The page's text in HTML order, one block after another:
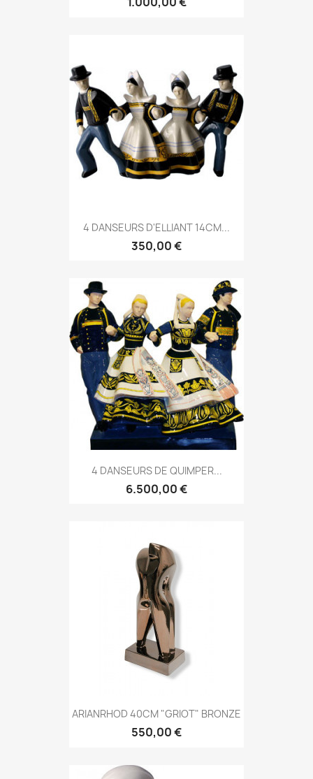
4 DANSEURS D'ELLIANT 14CM...
350,00 €
4 DANSEURS DE QUIMPER...
6.500,00 €
ARIANRHOD 40CM "GRIOT" BRONZE
550,00 €